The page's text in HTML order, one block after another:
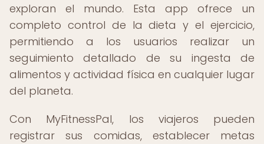
exploran el mundo. Esta app ofrece un
completo control de la dieta y el ejercicio,
permitiendo a los usuarios realizar un
seguimiento detallado de su ingesta de
alimentos y actividad física en cualquier lugar
del planeta.
Con MyFitnessPal, los viajeros pueden
registrar sus comidas, establecer metas